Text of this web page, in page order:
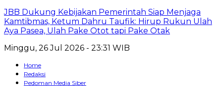
JBB Dukung Kebijakan Pemerintah Siap Menjaga
Kamtibmas, Ketum Dahru Taufik: Hirup Rukun Ulah
Aya Pasea, Ulah Pake Otot tapi Pake Otak
Minggu, 26 Jul 2026 - 23:31 WIB
Home
Redaksi
Pedoman Media Siber